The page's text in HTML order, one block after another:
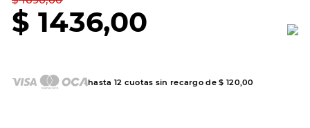
$ 1436,00
hasta 12 cuotas sin recargo de$ 120 ,00